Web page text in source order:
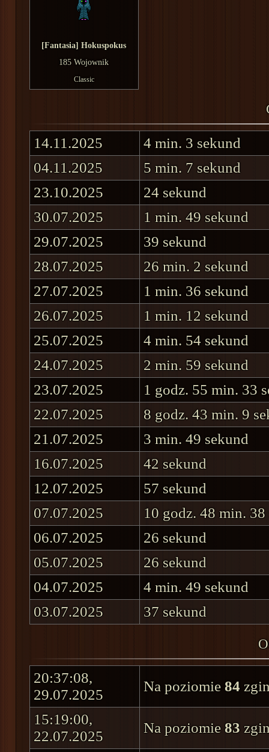
[Fantasia] Hokuspokus
185 Wojownik
Classic
14.11.2025
4 min. 3 sekund
04.11.2025
5 min. 7 sekund
23.10.2025
24 sekund
30.07.2025
1 min. 49 sekund
29.07.2025
39 sekund
28.07.2025
26 min. 2 sekund
27.07.2025
1 min. 36 sekund
26.07.2025
1 min. 12 sekund
25.07.2025
4 min. 54 sekund
24.07.2025
2 min. 59 sekund
23.07.2025
1 godz. 55 min. 33
22.07.2025
8 godz. 43 min. 9
21.07.2025
3 min. 49 sekund
16.07.2025
42 sekund
12.07.2025
57 sekund
07.07.2025
10 godz. 48 min. 38
06.07.2025
26 sekund
05.07.2025
26 sekund
04.07.2025
4 min. 49 sekund
03.07.2025
37 sekund
20:37:08,
29.07.2025
Na poziomie 84
15:19:00,
22.07.2025
Na poziomie 83